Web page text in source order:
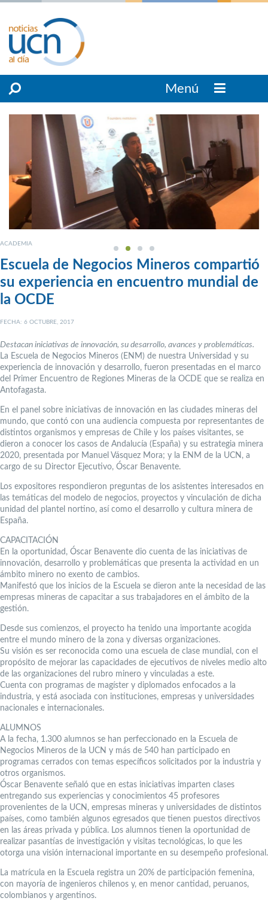
Menú
ACADEMIA
Escuela de Negocios Mineros compartió
su experiencia en encuentro mundial de
la OCDE
FECHA: 6 OCTUBRE, 2017
Destacan iniciativas de innovación, su desarrollo, avances y problemáticas.
La Escuela de Negocios Mineros (ENM) de nuestra Universidad y su
experiencia de innovación y desarrollo, fueron presentadas en el marco
del Primer Encuentro de Regiones Mineras de la OCDE que se realiza en
Antofagasta.
En el panel sobre iniciativas de innovación en las ciudades mineras del
mundo, que contó con una audiencia compuesta por representantes de
distintos organismos y empresas de Chile y los países visitantes, se
dieron a conocer los casos de Andalucía (España) y su estrategia minera
2020, presentada por Manuel Vásquez Mora; y la ENM de la UCN, a
cargo de su Director Ejecutivo, Óscar Benavente.
Los expositores respondieron preguntas de los asistentes interesados en
las temáticas del modelo de negocios, proyectos y vinculación de dicha
unidad del plantel nortino, así como el desarrollo y cultura minera de
España.
CAPACITACIÓN
En la oportunidad, Óscar Benavente dio cuenta de las iniciativas de
innovación, desarrollo y problemáticas que presenta la actividad en un
ámbito minero no exento de cambios.
Manifestó que los inicios de la Escuela se dieron ante la necesidad de las
empresas mineras de capacitar a sus trabajadores en el ámbito de la
gestión.
Desde sus comienzos, el proyecto ha tenido una importante acogida
entre el mundo minero de la zona y diversas organizaciones.
Su visión es ser reconocida como una escuela de clase mundial, con el
propósito de mejorar las capacidades de ejecutivos de niveles medio alto
de las organizaciones del rubro minero y vinculadas a este.
Cuenta con programas de magíster y diplomados enfocados a la
industria, y está asociada con instituciones, empresas y universidades
nacionales e internacionales.
ALUMNOS
A la fecha, 1.300 alumnos se han perfeccionado en la Escuela de
Negocios Mineros de la UCN y más de 540 han participado en
programas cerrados con temas específicos solicitados por la industria y
otros organismos.
Óscar Benavente señaló que en estas iniciativas imparten clases
entregando sus experiencias y conocimientos 45 profesores
provenientes de la UCN, empresas mineras y universidades de distintos
países, como también algunos egresados que tienen puestos directivos
en las áreas privada y pública. Los alumnos tienen la oportunidad de
realizar pasantías de investigación y visitas tecnológicas, lo que les
otorga una visión internacional importante en su desempeño profesional.
La matrícula en la Escuela registra un 20% de participación femenina,
con mayoría de ingenieros chilenos y, en menor cantidad, peruanos,
colombianos y argentinos.